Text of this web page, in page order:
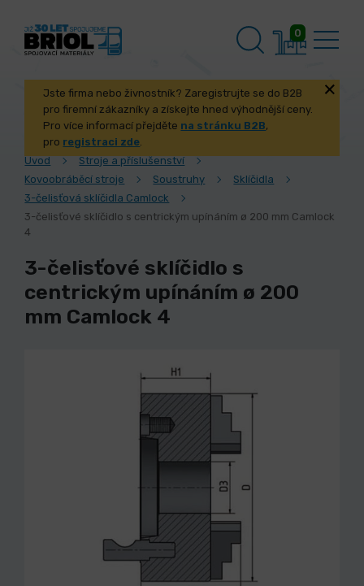
0
Jste firma nebo živnostník? Zaregistrujte se do B2B
pro firemní zákazníky a získejte hned výhodnější ceny.
Pro více informací přejděte na stránku B2B,
pro registraci zde.
Úvod
Stroje a příslušenství
Kovoobráběcí stroje
Soustruhy
Sklíčidla
3-čelisťová sklíčidla Camlock
3-čelisťové sklíčidlo s centrickým upínáním ø 200 mm Camlock
4
3-čelisťové sklíčidlo s
centrickým upínáním ø 200
mm Camlock 4